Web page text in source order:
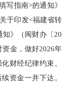
写指南>的通知》
于印发<福建省转
》（闽财办〔20
金，做好2026年
财经纪律约束。
资金一并下达。